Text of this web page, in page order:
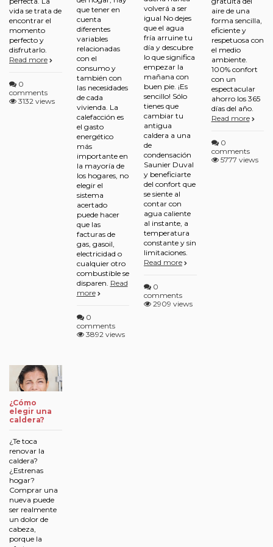
vida se trata de
encontrar el
momento
perfecto y
disfrutarlo.
Read more
0
comments
3132 views
que tener en
cuenta
diferentes
variables
relacionadas
con el
consumo y
también con
las necesidades
de cada
vivienda. La
calefacción es
el gasto
energético
más
importante en
la mayoría de
los hogares, no
elegir el
sistema
acertado
puede hacer
que las
facturas de
gas, gasoil,
electricidad o
cualquier otro
combustible se
disparen. Read
more
0
comments
3892 views
volverá a ser
igual No dejes
que el agua
fría arruine tu
día y descubre
lo que significa
empezar la
mañana con
buen pie. ¡Es
sencillo! Sólo
tienes que
cambiar tu
antigua
caldera a una
de
condensación
Saunier Duval
y beneficiarte
del confort que
se siente al
contar con
agua caliente
al instante, a
temperatura
constante y sin
limitaciones.
Read more
0
comments
2909 views
aire de una
forma sencilla,
eficiente y
respetuosa con
el medio
ambiente.
100% confort
con un
espectacular
ahorro los 365
días del año.
Read more
0
comments
5777 views
¿Cómo
elegir una
caldera?
¿Te toca
renovar la
caldera?
¿Estrenas
hogar?
Comprar una
nueva puede
ser realmente
un dolor de
cabeza,
porque la